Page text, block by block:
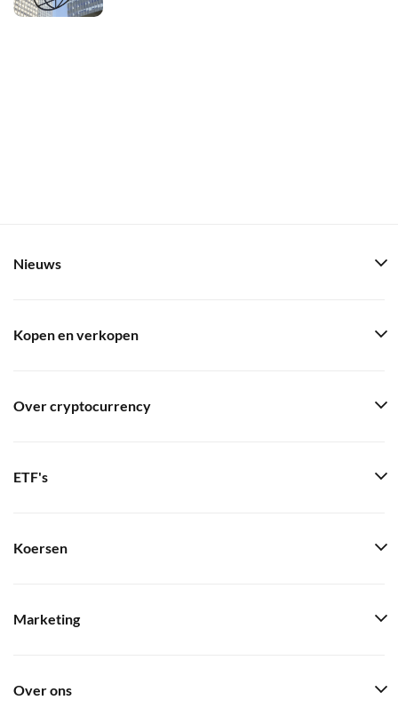
Nieuws
Kopen en verkopen
Over cryptocurrency
ETF's
Koersen
Marketing
Over ons